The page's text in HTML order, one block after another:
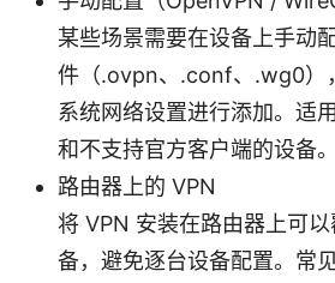
某些场景需要在设备上手动
件（.ovpn、.conf、.wg0）
系统网络设置进行添加。适
和不支持官方客户端的设备。
路由器上的 VPN
将 VPN 安装在路由器上可
备，避免逐台设备配置。常